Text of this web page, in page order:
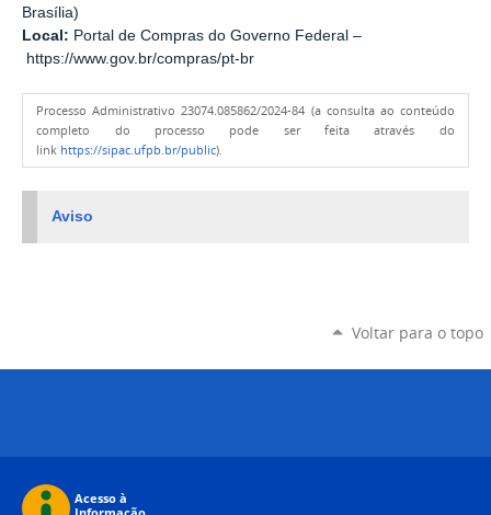
Brasília)
Local: Portal de Compras do Governo Federal –
https://www.gov.br/compras/pt-br
Processo Administrativo 23074.085862/2024-84 (a consulta ao conteúdo
completo do processo pode ser feita através do
link https://sipac.ufpb.br/public).
Aviso
Voltar para o topo